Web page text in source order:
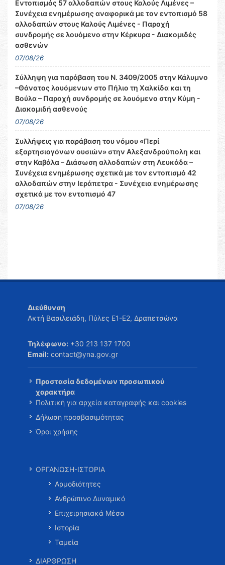
Εντοπισμός 57 αλλοδαπών στους Καλούς Λιμένες –
Συνέχεια ενημέρωσης αναφορικά με τον εντοπισμό 58
αλλοδαπών στους Καλούς Λιμένες - Παροχή
συνδρομής σε λουόμενο στην Κέρκυρα - Διακομιδές
ασθενών
07/08/26
Σύλληψη για παράβαση του Ν. 3409/2005 στην Κάλυμνο
–Θάνατος λουόμενων στο Πήλιο τη Χαλκίδα και τη
Βούλα – Παροχή συνδρομής σε λουόμενο στην Κύμη -
Διακομιδή ασθενούς
07/08/26
Συλλήψεις για παράβαση του νόμου «Περί
εξαρτησιογόνων ουσιών» στην Αλεξανδρούπολη και
στην Καβάλα – Διάσωση αλλοδαπών στη Λευκάδα –
Συνέχεια ενημέρωσης σχετικά με τον εντοπισμό 42
αλλοδαπών στην Ιεράπετρα - Συνέχεια ενημέρωσης
σχετικά με τον εντοπισμό 47
07/08/26
Διεύθυνση
Ακτή Βασιλειάδη, Πύλες Ε1-Ε2, Δραπετσώνα
Τηλέφωνο: +30 213 137 1700
Email: contact@yna.gov.gr
Προστασία δεδομένων προσωπικού
χαρακτήρα
Πολιτική για αρχεία καταγραφής και cookies
Δήλωση προσβασιμότητας
Όροι χρήσης
ΟΡΓΑΝΩΣΗ-ΙΣΤΟΡΙΑ
Αρμοδιότητες
Ανθρώπινο Δυναμικό
Επιχειρησιακά Μέσα
Ιστορία
Ταμεία
ΔΙΑΡΘΡΩΣΗ